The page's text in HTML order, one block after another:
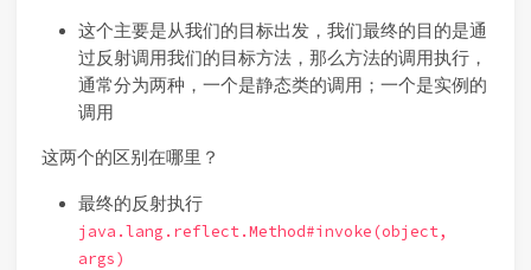
这个主要是从我们的目标出发，我们最终的目的是通
过反射调用我们的目标方法，那么方法的调用执行，
通常分为两种，一个是静态类的调用；一个是实例的
调用
这两个的区别在哪里？
最终的反射执行
java.lang.reflect.Method#invoke(object,
args)